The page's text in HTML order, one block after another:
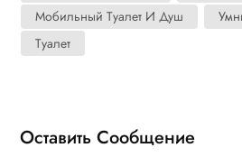
Мобильный Туалет И Душ
Туалет
Оставить Сообщение